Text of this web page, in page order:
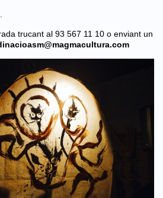
trucant al 93 567 11 10 o enviant un